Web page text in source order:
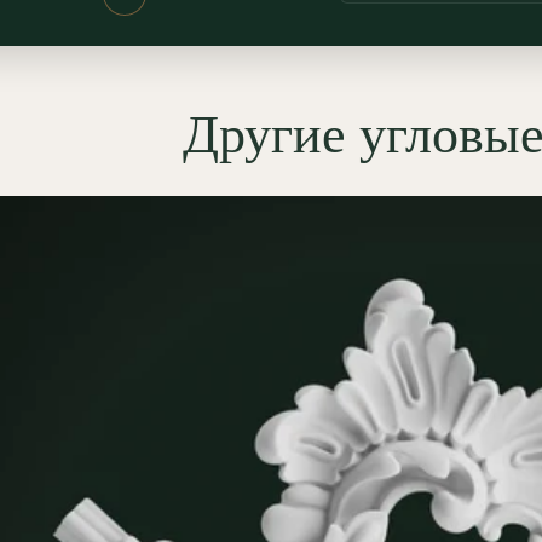
инструментом для
карт и зеркал в технике
она избавляет от сложной и
подрезкимолдинговпод 45
портал. Оформление
углов дверных проёмов и
наличников приобретает
классический
Другие